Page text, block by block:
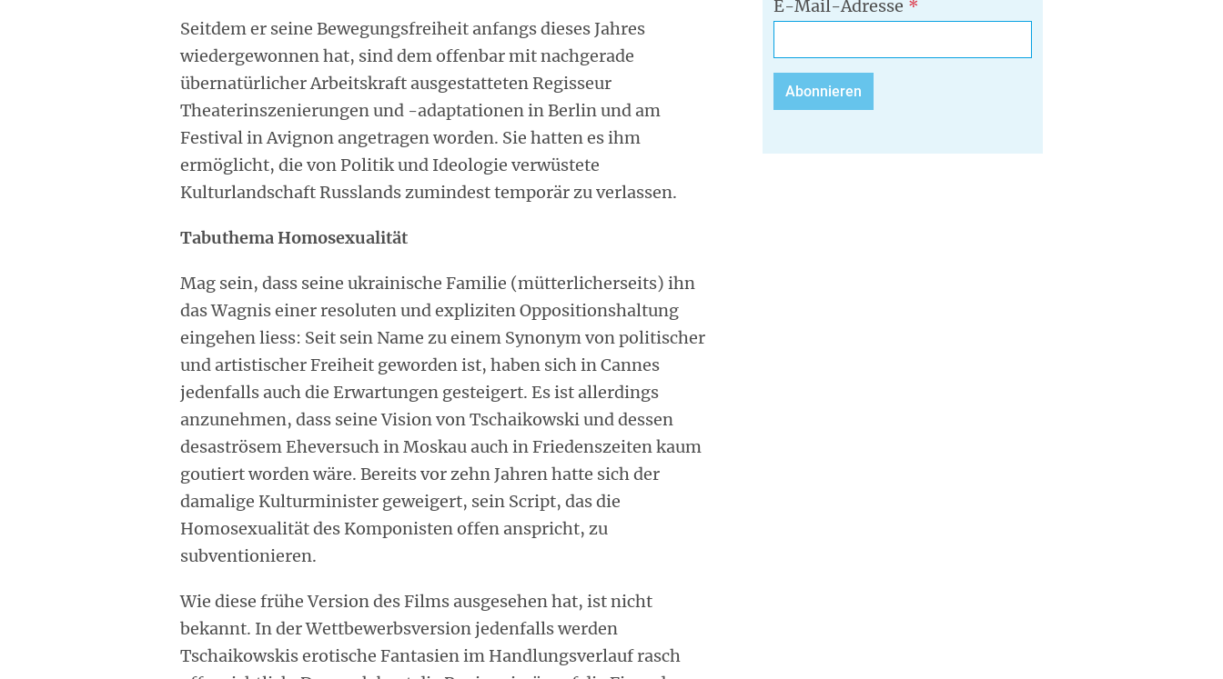
Seitdem er seine Bewegungsfreiheit anfangs dieses Jahres
wiedergewonnen hat, sind dem offenbar mit nachgerade
übernatürlicher Arbeitskraft ausgestatteten Regisseur
Theaterinszenierungen und -adaptationen in Berlin und am
Festival in Avignon angetragen worden. Sie hatten es ihm
ermöglicht, die von Politik und Ideologie verwüstete
Kulturlandschaft Russlands zumindest temporär zu verlassen.
Tabuthema Homosexualität
Mag sein, dass seine ukrainische Familie (mütterlicherseits) ihn
das Wagnis einer resoluten und expliziten Oppositionshaltung
eingehen liess: Seit sein Name zu einem Synonym von politischer
und artistischer Freiheit geworden ist, haben sich in Cannes
jedenfalls auch die Erwartungen gesteigert. Es ist allerdings
anzunehmen, dass seine Vision von Tschaikowski und dessen
desaströsem Eheversuch in Moskau auch in Friedenszeiten kaum
goutiert worden wäre. Bereits vor zehn Jahren hatte sich der
damalige Kulturminister geweigert, sein Script, das die
Homosexualität des Komponisten offen anspricht, zu
subventionieren.
Wie diese frühe Version des Films ausgesehen hat, ist nicht
bekannt. In der Wettbewerbsversion jedenfalls werden
Tschaikowskis erotische Fantasien im Handlungsverlauf rasch
E-Mail-Adresse